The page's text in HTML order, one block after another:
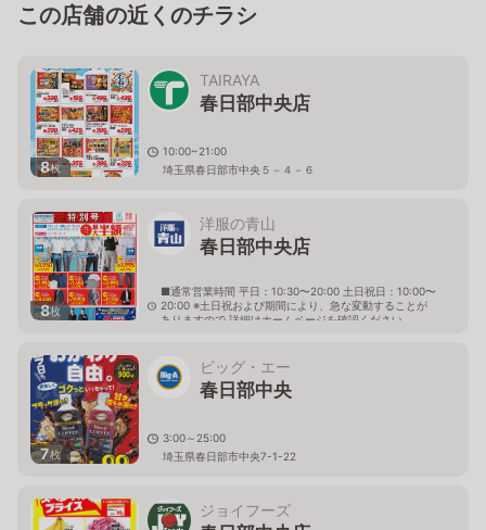
この店舗の近くのチラシ
8枚
TAIRAYA
春日部中央店
10:00~21:00
埼玉県春日部市中央５－４－６
8枚
洋服の青山
春日部中央店
■通常営業時間 平日：10:30〜20:00 土日祝日：10:00〜
20:00 ※土日祝および期間により、急な変動することが
ありますので 詳細はホームページを確認ください
7枚
ビッグ・エー
春日部中央
3:00～25:00
埼玉県春日部市中央7-1-22
ジョイフーズ